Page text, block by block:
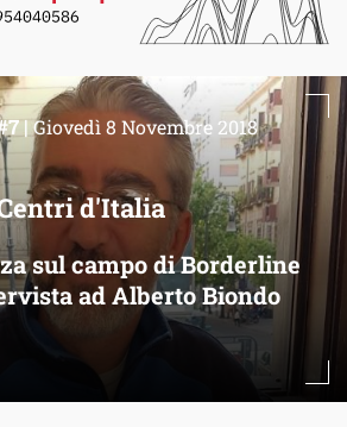
d'Italia
sul campo di Borderline
ad Alberto Biondo
| Giovedì 8 Novembre 2018